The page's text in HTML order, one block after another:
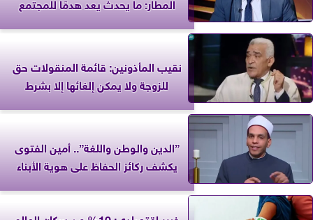
نقيب المأذونين: قائمة المنقولات حق
للزوجة ولا يمكن إلغائها إلا بشرط
”الدين والوطن واللغة”.. أمين الفتوى
يكشف ركائز الحفاظ على هوية الأبناء